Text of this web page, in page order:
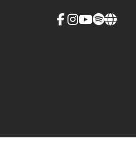
Facebook
Instagram
Youtube
SpotifyLinkki